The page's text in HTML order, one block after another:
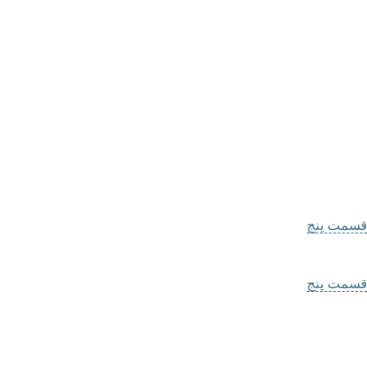
قسمت پنج
قسمت پنج